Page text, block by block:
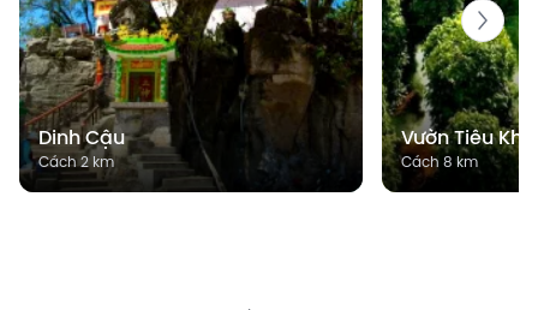
Dinh Cậu
Cách 2 km
Vườn Tiêu
Cách 8 km